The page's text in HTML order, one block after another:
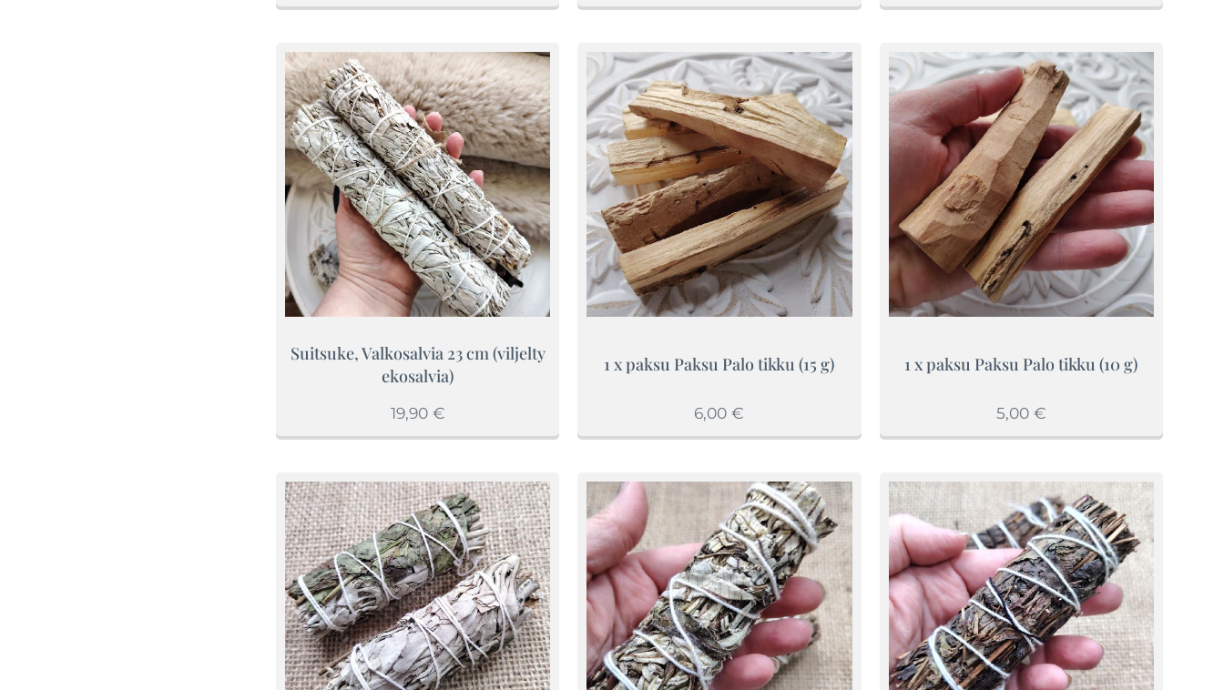
Suitsuke, Valkosalvia 23 cm (viljelty
ekosalvia)
19,90€
1 x paksu Paksu Palo tikku (15 g)
6,00 €
1 x paksu Paksu Palo tikku (10 g)
5,00€